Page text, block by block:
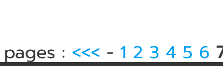
pages : <<< - 1 2 3 4 5 6